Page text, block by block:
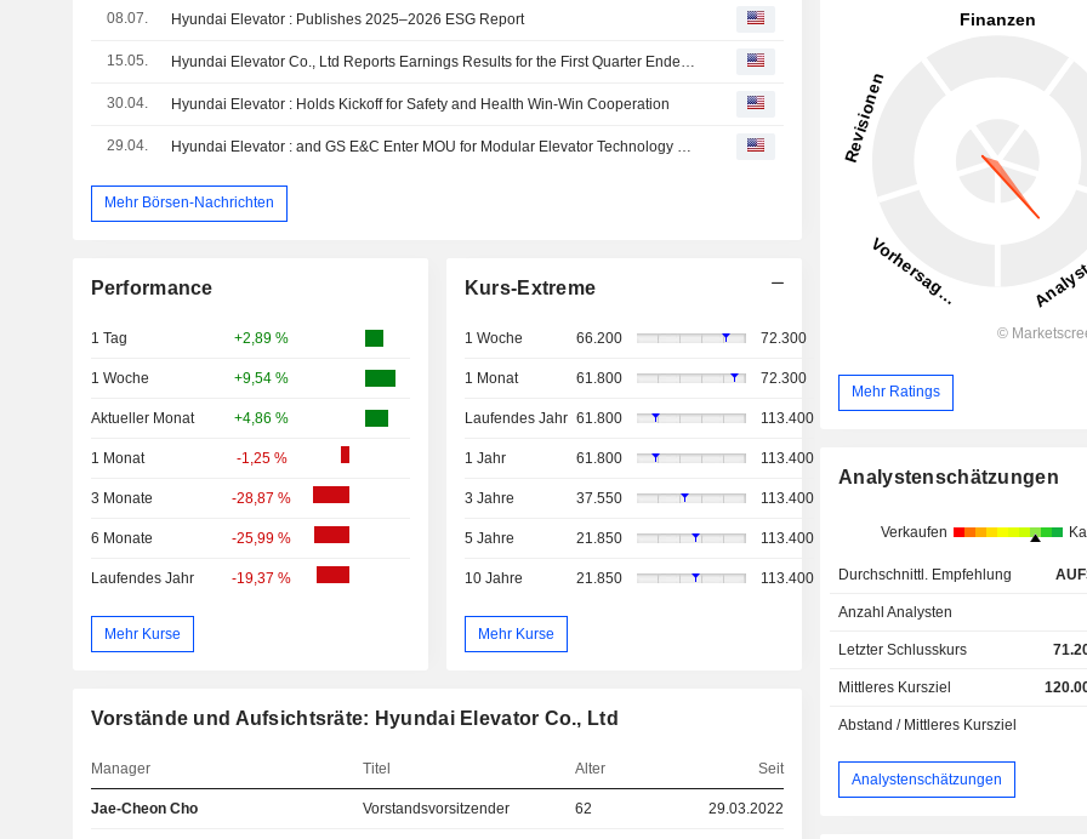
08.07. Hyundai Elevator : Publishes 2025–2026 ESG Report
15.05.
30.04. Hyundai Elevator : Holds Kickoff for Safety and Health Win-Win Cooperation
29.04.
Mehr Börsen-Nachrichten
Performance
1 Tag +2,89 %
1 Woche +9,54 %
Aktueller Monat +4,86 %
1 Monat -1,25 %
3 Monate -28,87 %
6 Monate -25,99 %
Laufendes Jahr -19,37 %
Mehr Kurse
Kurs-Extreme
1 Woche 66.200 72.300
1 Monat 61.800 72.300
Laufendes Jahr 61.800 113.400
1 Jahr 61.800 113.400
3 Jahre 37.550 113.400
5 Jahre 21.850 113.400
10 Jahre 21.850 113.400
Mehr Kurse
Vorstände und Aufsichtsräte: Hyundai Elevator Co., Ltd
Manager Titel Alter Seit
Jae-Cheon Cho Vorstandsvorsitzender 62 29.03.2022
Mehr Ratings
Analystenschätzungen
Verkaufen
Durchschnittl. Empfehlung
Anzahl Analysten
Letzter Schlusskurs
Mittleres Kursziel
Abstand / Mittleres Kursziel
Analystenschätzungen